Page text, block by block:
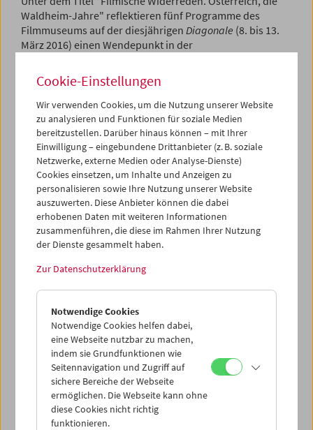
Waldheim-Jahre" reflektieren fünf Programme des
Filmmuseums auf der diesjährigen Diagonale (8. bis 13.
März 2016) einen Wendepunkt in der
Präsidentschaftskandidatur von Kurt Waldheim vor
genau dreißig Jahren.
Die versammelten Werke verstehen sich als filmische
Widerreden, stören sie doch genau jene
Österreichrhetorik, mit der Waldheim seine eigene
Person und seine Rolle im und nach dem Zweiten
Weltkrieg zu konstruieren suchte. Klassiker wie
Ausgesperrten(Franz Novotny, 1982),Die papierene Brücke
(Ruth Beckermann, 1987) oderDer siebente Kontinent
(Michael Haneke, 1989) stehen für verschiedene Formen
der Widerrede und sind sich zugleich nah in ihrer Suche
nach den Verschränkungen von Politik, Geschichte und
Gesellschaft.
Michael Haneke wird am Sonntag, dem 13. März 2016, im
Anschluss an das Screening vonDer siebente Kontinent
ein Gespräch mit Alexander Horwath in Graz zugegen
Zum Programm(PDF) |Diagonale
Cookie-Einstellungen
Wir verwenden Cookies, um die Nutzung unserer Website
zu analysieren und Funktionen für soziale Medien
bereitzustellen. Darüber hinaus können – mit Ihrer
Einwilligung – eingebundene Drittanbieter (z. B. soziale
Netzwerke, externe Medien oder Analyse-Dienste)
Cookies einsetzen, um Inhalte und Anzeigen zu
personalisieren sowie Ihre Nutzung unserer Website
auszuwerten. Diese Anbieter können die dabei
erhobenen Daten mit weiteren Informationen
zusammenführen, die diese im Rahmen Ihrer Nutzung
der Dienste gesammelt haben.
Zur Datenschutzerklärung
Notwendige Cookies
Notwendige Cookies helfen dabei,
eine Webseite nutzbar zu machen,
indem sie Grundfunktionen wie
Seitennavigation und Zugriff auf
sichere Bereiche der Webseite
ermöglichen. Die Webseite kann ohne
diese Cookies nicht richtig
funktionieren.